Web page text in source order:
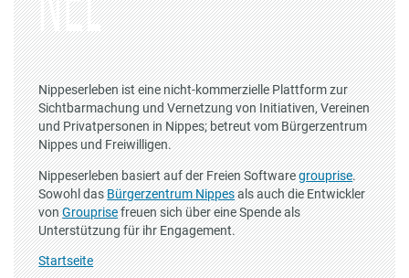
Nippeserleben ist eine nicht-kommerzielle Plattform zur
Sichtbarmachung und Vernetzung von Initiativen, Vereinen
und Privatpersonen in Nippes; betreut vom Bürgerzentrum
Nippes und Freiwilligen.
Nippeserleben basiert auf der Freien Softwaregrouprise.
Sowohl dasBürgerzentrum Nippesals auch die Entwickler
vonGrouprisefreuen sich über eine Spende als
Unterstützung für ihr Engagement.
Startseite